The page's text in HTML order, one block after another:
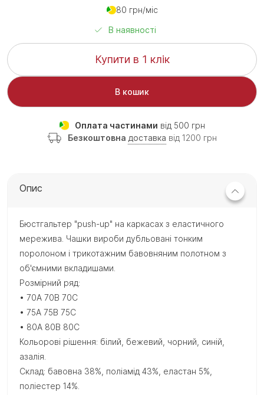
80 грн/міс
В наявності
Купити в 1 клік
В кошик
Оплата частинами від 500 грн
Безкоштовна доставка від 1200 грн
Опис
Бюстгальтер "push-up" на каркасах з еластичного
мережива. Чашки вироби дубльовані тонким
поролоном і трикотажним бавовняним полотном з
об'ємними вкладишами.
Розмірний ряд:
• 70A 70B 70C
• 75A 75B 75C
• 80A 80B 80C
Кольорові рішення: білий, бежевий, чорний, синій,
азалія.
Склад: бавовна 38%, поліамід 43%, еластан 5%,
поліестер 14%.